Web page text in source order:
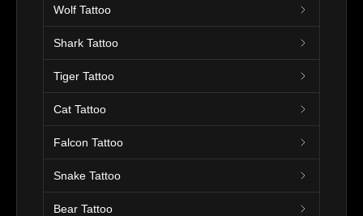
Wolf Tattoo
Shark Tattoo
Tiger Tattoo
Cat Tattoo
Falcon Tattoo
Snake Tattoo
Bear Tattoo